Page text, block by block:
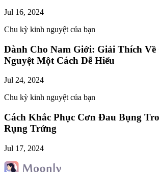
Jul 16, 2024
Chu kỳ kinh nguyệt của bạn
Dành Cho Nam Giới: Giải Thích
Nguyệt Một Cách Dễ Hiểu
Jul 24, 2024
Chu kỳ kinh nguyệt của bạn
Cách Khắc Phục Cơn Đau Bụng
Rụng Trứng
Jul 17, 2024